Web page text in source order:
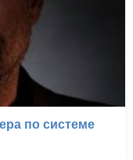
по системе